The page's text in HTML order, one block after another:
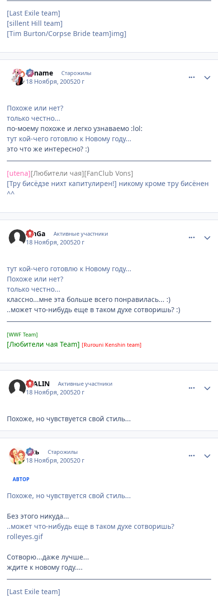
[Last Exile team]
[sillent Hill team]
[Tim Burton/Сorpse Bride team]img]
Kaname Старожилы
18 Ноября, 200520 г
Похоже или нет?
только честно...
по-моему похоже и легко узнаваемо :lol:
тут кой-чего готовлю к Новому году...
это что же интересно? :)
[utena][Любители чая][FanClub Vons]
[Тру бисёдзе нихт капитулирен!] никому кроме тру бисёнен
^^
RinGa Активные участники
18 Ноября, 200520 г
тут кой-чего готовлю к Новому году...
Похоже или нет?
только честно...
классно...мне эта больше всего понравилась... :)
..может что-нибудь еще в таком духе сотворишь? :)
[WWF Team]
[Любители чая Team] [Rurouni Kenshin team]
STALIN Активные участники
18 Ноября, 200520 г
Похоже, но чувствуется свой стиль...
Аль Старожилы
18 Ноября, 200520 г
АВТОР
Похоже, но чувствуется свой стиль...
Без этого никуда...
..может что-нибудь еще в таком духе сотворишь?
rolleyes.gif
Сотворю...даже лучше...
ждите к новому году....
[Last Exile team]